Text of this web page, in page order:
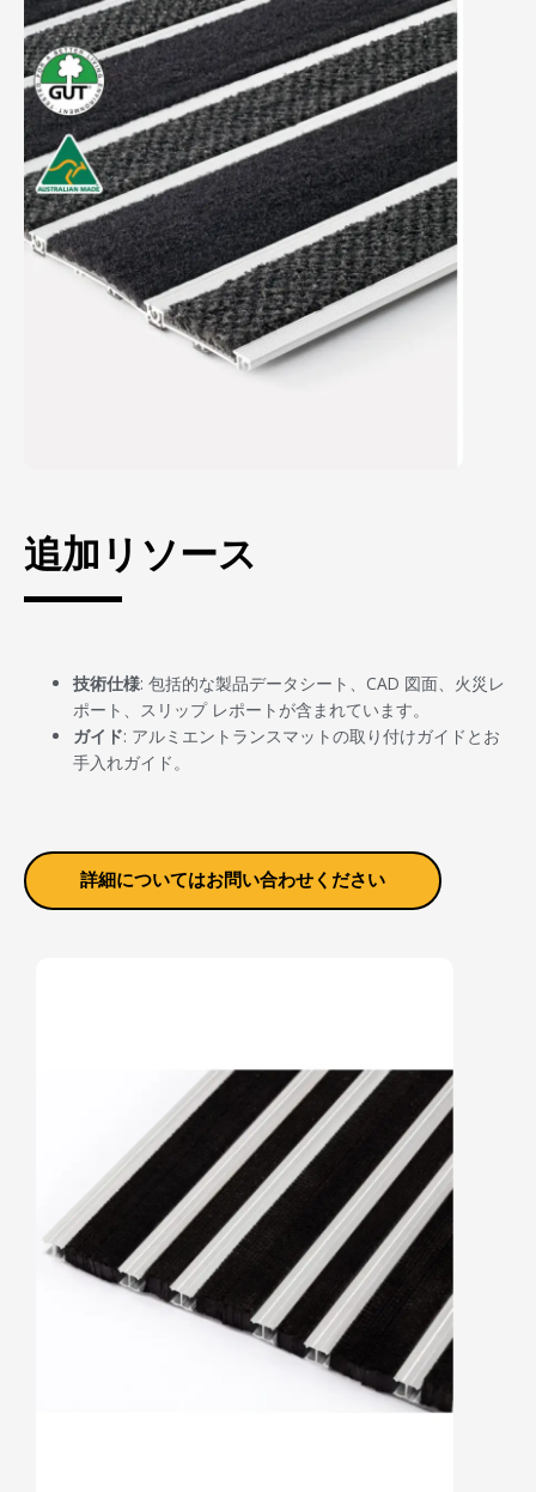
追加リソース
技術仕様: 包括的な製品データシート、CAD 図面、火災レ
ポート、スリップ レポートが含まれています。
ガイド: アルミエントランスマットの取り付けガイドとお
手入れガイド。
詳細についてはお問い合わせください